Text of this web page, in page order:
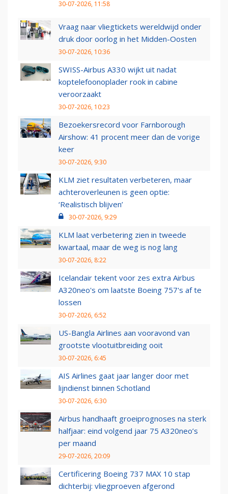
30-07-2026, 11:58
Vraag naar vliegtickets wereldwijd onder
druk door oorlog in het Midden-Oosten
30-07-2026, 10:36
SWISS-Airbus A330 wijkt uit nadat
koptelefoonoplader rook in cabine
veroorzaakt
30-07-2026, 10:23
Bezoekersrecord voor Farnborough
Airshow: 41 procent meer dan de vorige
keer
30-07-2026, 9:30
KLM ziet resultaten verbeteren, maar
achteroverleunen is geen optie:
‘Realistisch blijven’
30-07-2026, 9:29
KLM laat verbetering zien in tweede
kwartaal, maar de weg is nog lang
30-07-2026, 8:22
Icelandair tekent voor zes extra Airbus
A320neo's om laatste Boeing 757's af te
lossen
30-07-2026, 6:52
US-Bangla Airlines aan vooravond van
grootste vlootuitbreiding ooit
30-07-2026, 6:45
AIS Airlines gaat jaar langer door met
lijndienst binnen Schotland
30-07-2026, 6:30
Airbus handhaaft groeiprognoses na sterk
halfjaar: eind volgend jaar 75 A320neo’s
per maand
29-07-2026, 20:09
Certificering Boeing 737 MAX 10 stap
dichterbij: vliegproeven afgerond